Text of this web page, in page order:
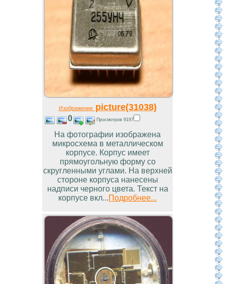
Изображениеpicture(31038)
0 Просмотров 9197
На фотографии изображена
микросхема в металлическом
корпусе. Корпус имеет
прямоугольную форму со
скругленными углами. На верхней
стороне корпуса нанесены
надписи черного цвета. Текст на
корпусе вкл...Подробнее...